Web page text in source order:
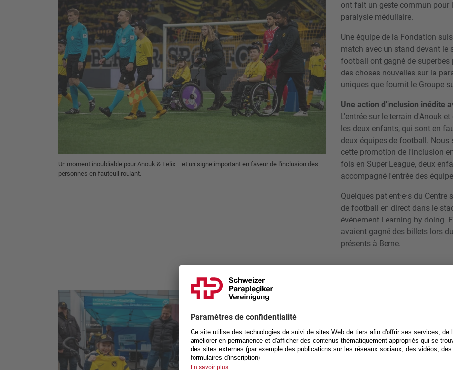
Un moment inoubliable pour Anouk & Felix − et un signe important en faveur de l'inclusion des
personnes en fauteuil roulant.
ont fait un geste commun pour
paralysie médullaire.
Une équipe de la Fondation
match avec un stand devant le
football ont gagné de
des choses nouvelles sur la
uniques que fournit le Groupe
Une action d'inclusion inédite
L'entrée sur le terrain d'Anouk
les deux enfants, qui sont en
deux équipes de football. Nous
cette promotion de l'inclusion
fois en Super League, deux
accompagné l'entrée des
Quelques patient·e·s du
de football en direct dans le
événement Learning by doing.
avaient gagné des billets lors
présents à Berne.